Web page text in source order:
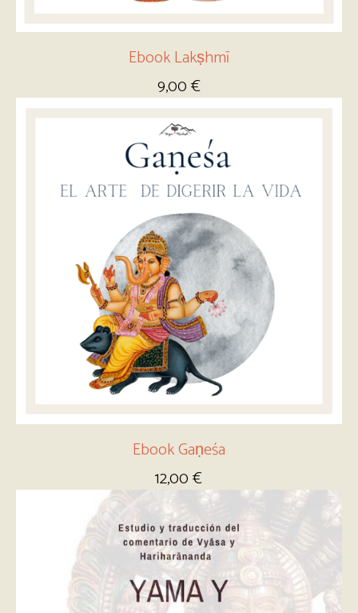
Ebook Lakṣhmī
9,00€
Ebook Gaṇeśa
12,00€